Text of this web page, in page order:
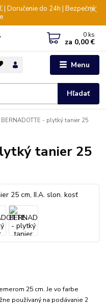
Doručenie do 24h | Bezpečné
Menu
Hľadať
0 ks
za 0,00 €
BERNADOTTE - plytký tanier 25
tanier 25
25 cm. Je vo farbe
používaný na podávanie 2